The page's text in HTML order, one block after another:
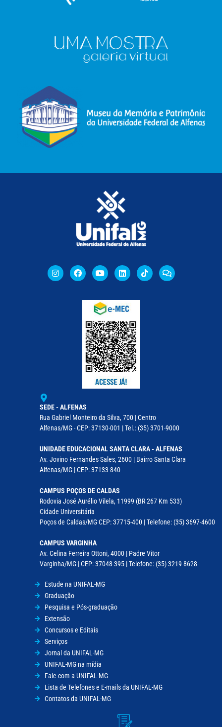
SEDE - ALFENAS
Rua Gabriel Monteiro da Silva, 700 | Centro
Alfenas/MG - CEP: 37130-001 | Tel.: (35) 3701-9000
UNIDADE EDUCACIONAL SANTA CLARA - ALFENAS
Av. Jovino Fernandes Sales, 2600 | Bairro Santa Clara
Alfenas/MG | CEP: 37133-840
CAMPUS POÇOS DE CALDAS
Rodovia José Aurélio Vilela, 11999 (BR 267 Km 533)
Cidade Universitária
Poços de Caldas/MG CEP: 37715-400 | Telefone: (35) 3697-4600
CAMPUS VARGINHA
Av. Celina Ferreira Ottoni, 4000 | Padre Vitor
Varginha/MG | CEP: 37048-395 | Telefone: (35) 3219 8628
Estude na UNIFAL-MG
Graduação
Pesquisa e Pós-graduação
Extensão
Concursos e Editais
Serviços
Jornal da UNIFAL-MG
UNIFAL-MG na mídia
Fale com a UNIFAL-MG
Lista de Telefones e E-mails da UNIFAL-MG
Contatos da UNIFAL-MG